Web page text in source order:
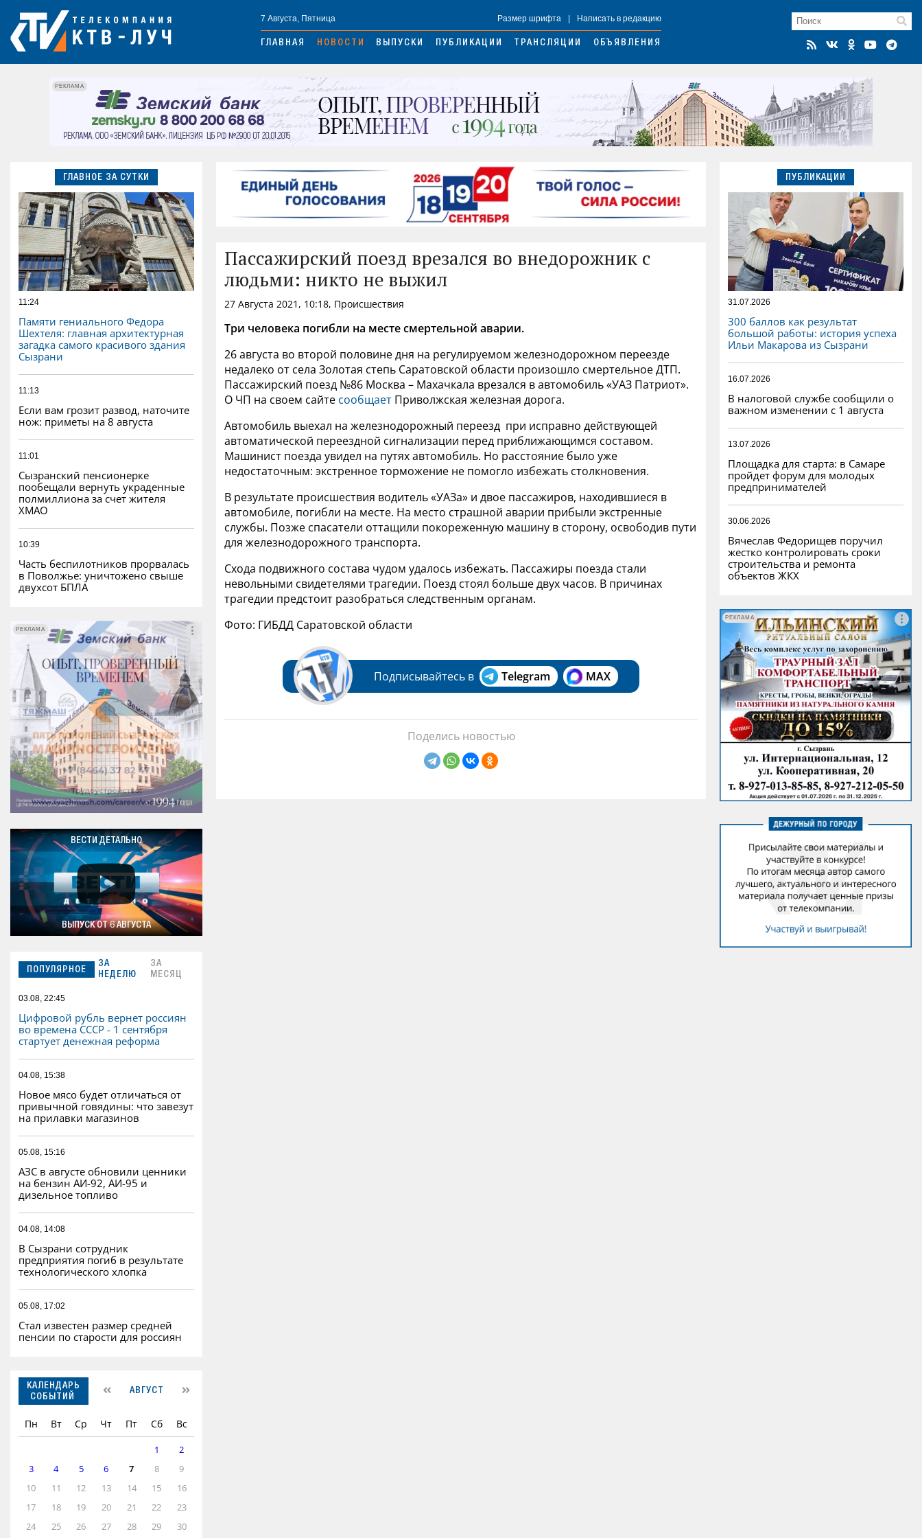
7 Августа, Пятница Размер шрифта Написать в редакцию
ГЛАВНАЯ НОВОСТИ ВЫПУСКИ ПУБЛИКАЦИИ ТРАНСЛЯЦИИ ОБЪЯВЛЕНИЯ
РЕКЛАМА
ГЛАВНОЕ ЗА СУТКИ
11:24
Памяти гениального Федора
Шехтеля: главная архитектурная
загадка самого красивого здания
Сызрани
11:13
Если вам грозит развод, наточите
нож: приметы на 8 августа
11:01
Сызранский пенсионерке
пообещали вернуть украденные
полмиллиона за счет жителя
ХМАО
10:39
Часть беспилотников прорвалась
в Поволжье: уничтожено свыше
двухсот БПЛА
РЕКЛАМА
РЕКЛАМА
ВЕСТИ ДЕТАЛЬНО
ВЫПУСК ОТ 6 АВГУСТА
ПОПУЛЯРНОЕ
ЗА
НЕДЕЛЮ
ЗА
МЕСЯЦ
03.08, 22:45
Цифровой рубль вернет россиян
во времена СССР - 1 сентября
стартует денежная реформа
04.08, 15:38
Новое мясо будет отличаться от
привычной говядины: что завезут
на прилавки магазинов
05.08, 15:16
АЗС в августе обновили ценники
на бензин АИ-92, АИ-95 и
дизельное топливо
04.08, 14:08
В Сызрани сотрудник
предприятия погиб в результате
технологического хлопка
05.08, 17:02
Стал известен размер средней
пенсии по старости для россиян
КАЛЕНДАРЬ
СОБЫТИЙ
АВГУСТ
Пн Вт Ср Чт Пт Сб Вс
1
2
3
4 5 6 7 8
9
10
11 12 13 14 15
16
17
18 19 20 21 22
23
24
25 26 27 28 29 30
Пассажирский поезд врезался во внедорожник с
людьми: никто не выжил
27 Августа 2021, 10:18, Происшествия
Три человека погибли на месте смертельной аварии.
26 августа во второй половине дня на регулируемом железнодорожном переезде
недалеко от села Золотая степь Саратовской области произошло смертельное ДТП.
Пассажирский поезд №86 Москва – Махачкала врезался в автомобиль «УАЗ Патриот».
О ЧП на своем сайте сообщает Приволжская железная дорога.
Автомобиль выехал на железнодорожный переезд ​ при исправно действующей
автоматической переездной сигнализации перед приближающимся составом.
Машинист поезда увидел на путях автомобиль. Но расстояние было уже
недостаточным: экстренное торможение не помогло избежать столкновения.
В результате происшествия водитель «УАЗа» и двое пассажиров, находившиеся в
автомобиле, погибли на месте. На место страшной аварии прибыли экстренные
службы. Позже спасатели оттащили покореженную машину в сторону, освободив пути
для железнодорожного транспорта.
Схода подвижного состава чудом удалось избежать. Пассажиры поезда стали
невольными свидетелями трагедии. Поезд стоял больше двух часов. В причинах
трагедии предстоит разобраться следственным органам.
Фото: ГИБДД Саратовской области
Подписывайтесь в Telegram MAX
Поделись новостью
ПУБЛИКАЦИИ
31.07.2026
300 баллов как результат
большой работы: история успеха
Ильи Макарова из Сызрани
16.07.2026
В налоговой службе сообщили о
важном изменении с 1 августа
13.07.2026
Площадка для старта: в Самаре
пройдет форум для молодых
предпринимателей
30.06.2026
Вячеслав Федорищев поручил
жестко контролировать сроки
строительства и ремонта
объектов ЖКХ
РЕКЛАМА